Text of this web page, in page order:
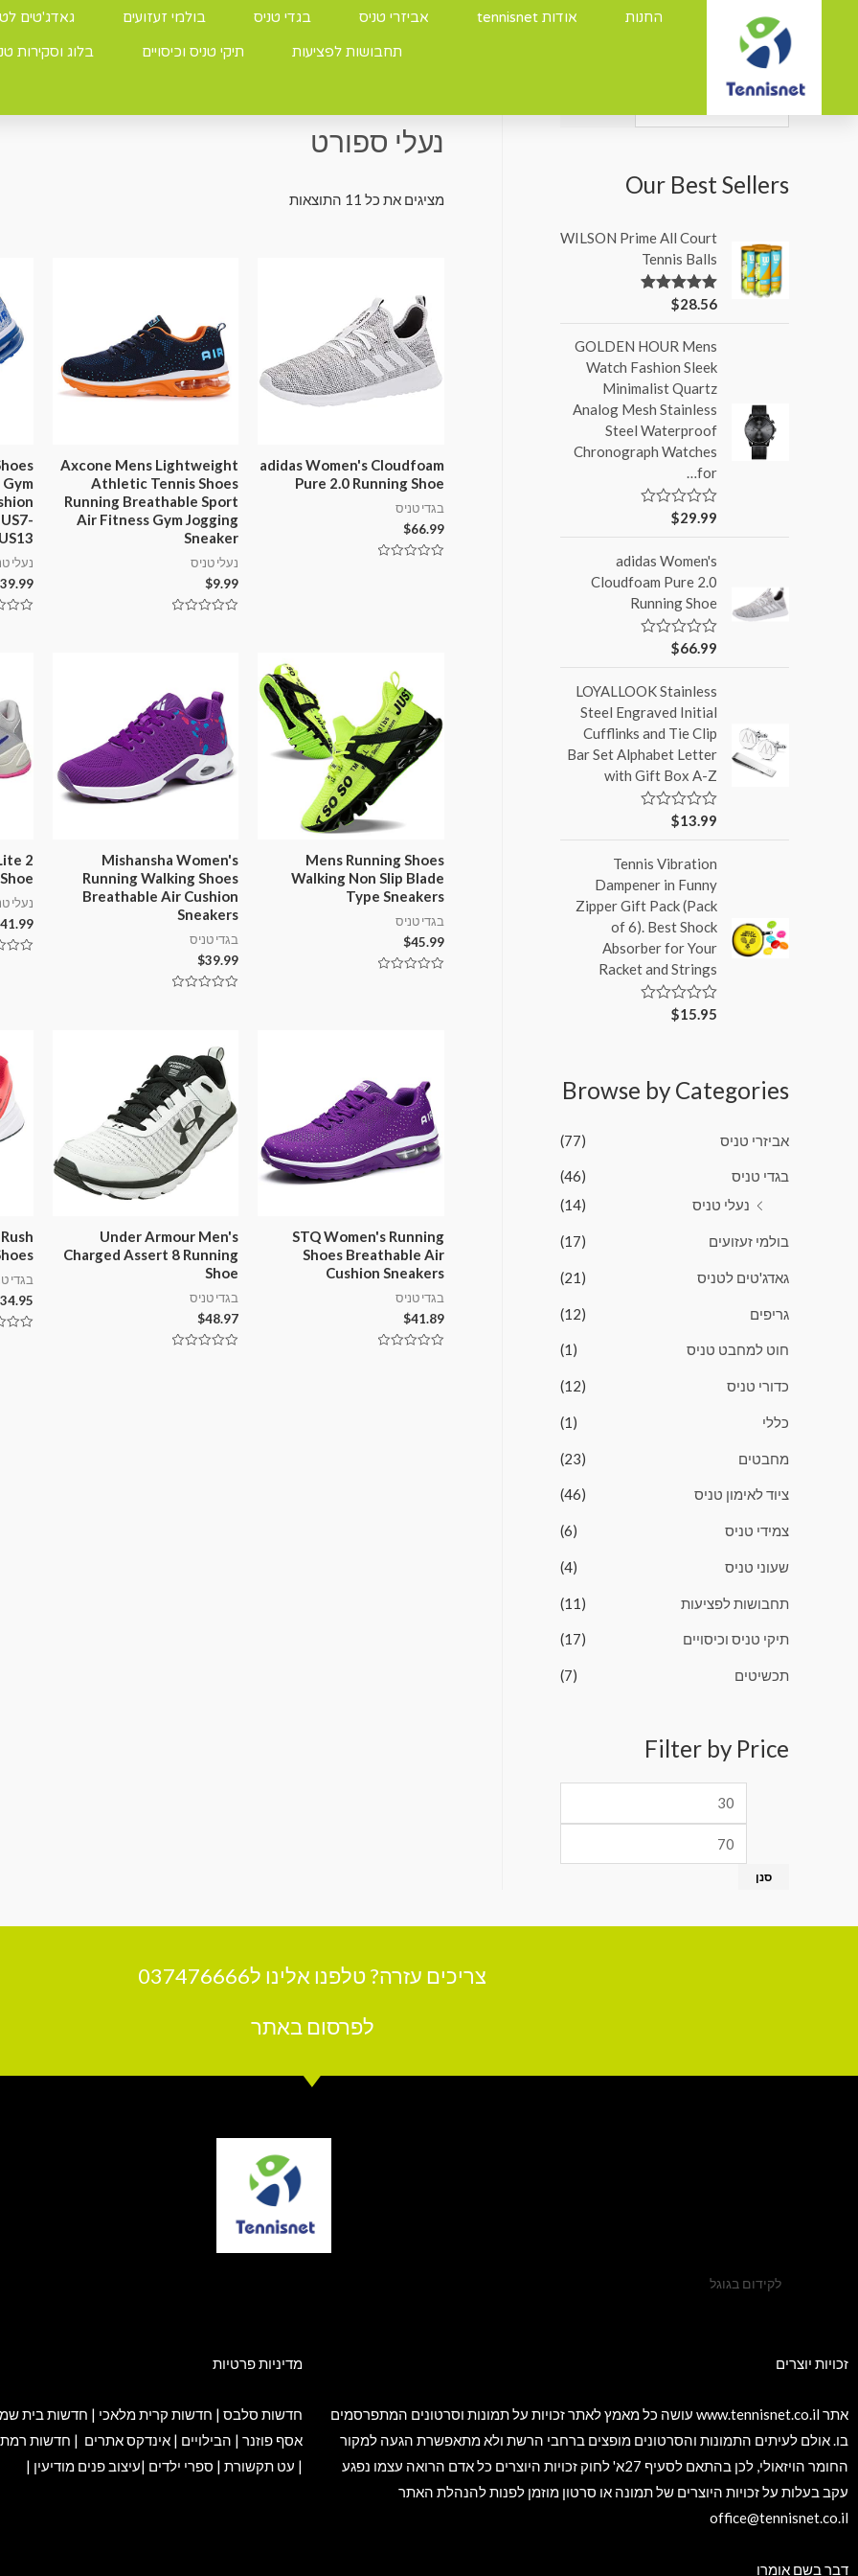
החנות אודות tennisnet אביזרי טניס בגדי טניס בולמי זעזועים
גאדג'טים
תחבושות לפציעות
תיקי טניס וכיסויים בלוג וסקירות
Our Best Sellers
WILSON Prime All Court
Tennis Balls
דורג5.00
$28.56
GOLDEN HOUR Mens
Watch Fashion Sleek
Minimalist Quartz
Analog Mesh Stainless
Steel Waterproof
Chronograph Watches
for…
ד
ג
0
מ
ת
ך
5
$29.99
adidas Women's
Cloudfoam Pure 2.0
Running Shoe
ד
ג
0
מ
ת
ך
5
$66.99
LOYALLOOK Stainless
Steel Engraved Initial
Cufflinks and Tie Clip
Bar Set Alphabet Letter
with Gift Box A-Z
ד
ג
מ
ת
ך
5
$13.99
Tennis Vibration
Dampener in Funny
Zipper Gift Pack (Pack
of 6). Best Shock
Absorber for Your
Racket and Strings
ד
מ
ת
$15.95
Browse by Categories
אביזרי טניס (77)
בגדי טניס
(46)
נעלי טניס
(14)
בולמי זעזועים (17)
גאדג'טים לטניס (21)
גריפים (12)
חוט למחבט טניס (1)
כדורי טניס (12)
כללי (1)
מחבטים (23)
ציוד לאימון טניס (46)
צמידי טניס (6)
שעוני טניס (4)
תחבושות לפציעות (11)
תיקי טניס וכיסויים (17)
תכשיטים (7)
Filter by Price
סנן
נעלי ספורט
מציגים את כל ⁦11⁩ התוצאות
adidas Women's Cloudfoam
Pure 2.0 Running Shoe
בגדי טניס
$66.99
Axcone Mens Lightweight
Athletic Tennis Shoes
Running Breathable Sport
Air Fitness Gym Jogging
Sneaker
נעלי טניס
$9.99
נעלי
39.99
Mens Running Shoes
Walking Non Slip Blade
Type Sneakers
בגדי טניס
$45.99
Mishansha Women's
Running Walking Shoes
Breathable Air Cushion
Sneakers
בגדי טניס
$39.99
2
נעלי
41.99
STQ Women's Running
Shoes Breathable Air
Cushion Sneakers
בגדי טניס
$41.89
Under Armour Men's
Charged Assert 8 Running
Shoe
בגדי טניס
$48.97
בגדי
34.95
צריכים עזרה? טלפנו אלינו ל037476666
לפרסום באתר
לקידום בגוגל
זכויות יוצרים​
אתר www.tennisnet.co.il עושה כל מאמץ לאתר זכויות על תמונות וסרטונים המתפרסמים
בו. אולם לעיתים התמונות והסרטונים מופצים ברחבי הרשת ולא מתאפשרת הגעה למקור
החומר הויזאולי, לכן בהתאם לסעיף 27א' לחוק זכויות היוצרים כל אדם הרואה עצמו נפגע
עקב בעלות על זכויות היוצרים של תמונה או סרטון מוזמן לפנות להנהלת האתר
office@tennisnet.co.il
דבר בשם אומרו
מדיניות פרטיות
חדשות סלבס | חדשות קרית מלאכי | חדשות בית
אסף פוזנר | הבילויים | אינדקס אתרים | חדשות רמת
| עט תקשורת | ספרי ילדים |עיצוב פנים מודיעין |